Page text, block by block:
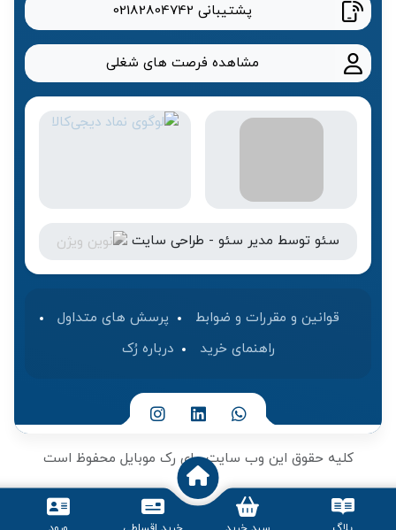
پشتیبانی 02182804742
مشاهده فرصت های شغلی
سئو توسط مدیر سئو - طراحی سایت
قوانین و مقررات و ضوابط
پرسش های متداول
راهنمای خرید
درباره رُک‌
کلیه حقوق این وب سایت برای رک موبایل محفوظ است